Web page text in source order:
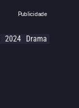
Publicidade
2024 Drama